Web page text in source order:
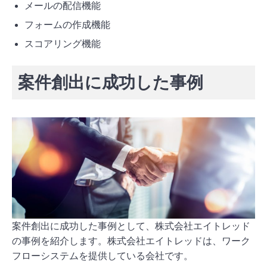
メールの配信機能
フォームの作成機能
スコアリング機能
案件創出に成功した事例
案件創出に成功した事例として、株式会社エイトレッド
の事例を紹介します。株式会社エイトレッドは、ワーク
フローシステムを提供している会社です。